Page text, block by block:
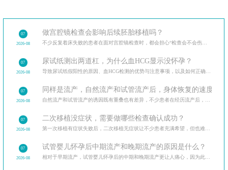
07
2026-08
做宫腔镜检查会影响后续胚胎移植吗？
07
2026-08
尿试纸测出两道杠，为什么血HCG显示没怀孕？
07
2026-08
同样是流产，自然流产和试管流产后，身体恢复的速度和
07
2026-08
二次移植没症状，需要做哪些检查确认成功？
07
2026-08
试管婴儿怀孕后中期流产和晚期流产的原因是什么？